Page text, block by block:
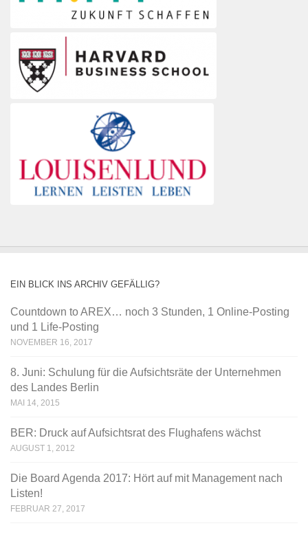
EIN BLICK INS ARCHIV GEFÄLLIG?
Countdown to AREX… noch 3 Stunden, 1 Online-Posting
und 1 Life-Posting
NOVEMBER 16, 2017
8. Juni: Schulung für die Aufsichtsräte der Unternehmen
des Landes Berlin
MAI 14, 2015
BER: Druck auf Aufsichtsrat des Flughafens wächst
AUGUST 1, 2012
Die Board Agenda 2017: Hört auf mit Management nach
Listen!
FEBRUAR 27, 2017